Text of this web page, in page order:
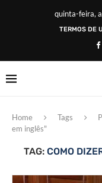
quinta-feira,
TERMOS DE
Home Tags
em inglês"
TAG: COMO